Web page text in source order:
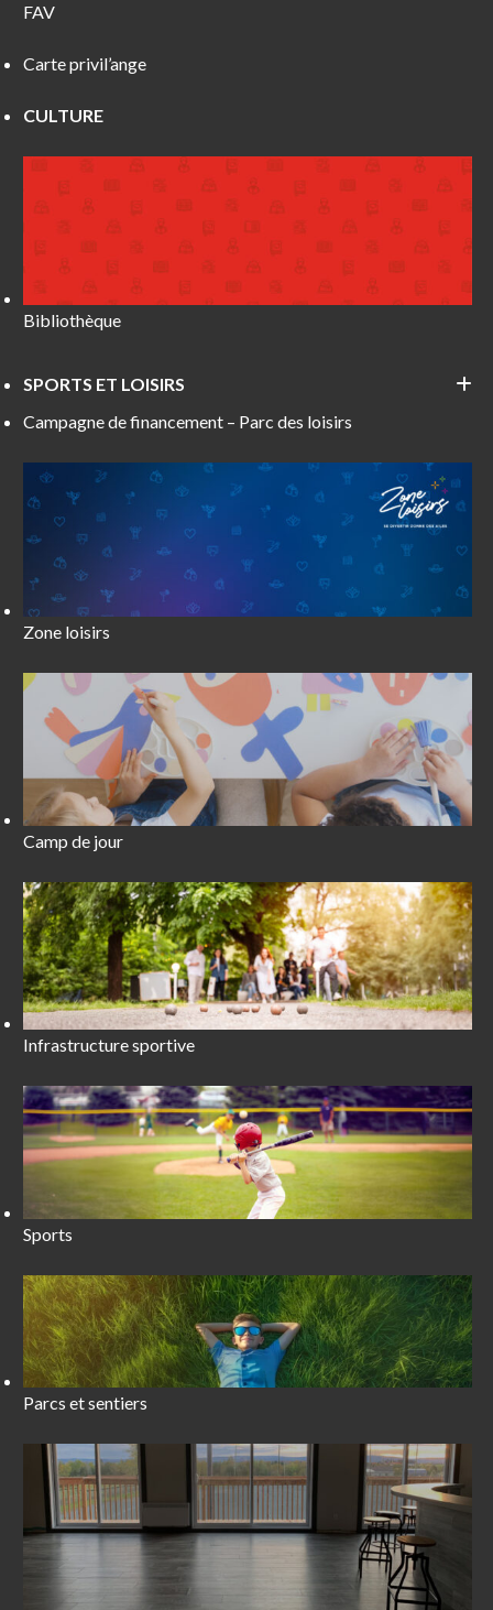
FAV
Carte privil’ange
CULTURE
Bibliothèque
SPORTS ET LOISIRS
Campagne de financement – Parc des loisirs
Zone loisirs
Camp de jour
Infrastructure sportive
Sports
Parcs et sentiers